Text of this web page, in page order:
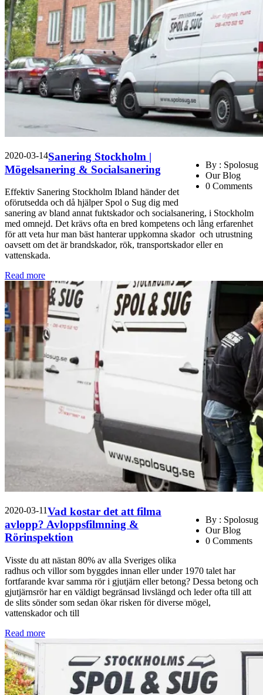
2020-03-14
By : Spolosug
Our Blog
0 Comments
Sanering Stockholm |
Mögelsanering & Socialsanering
Effektiv Sanering Stockholm Ibland händer det
oförutsedda och då hjälper Spol o Sug dig med
sanering av bland annat fuktskador och socialsanering, i Stockholm
med omnejd. Det krävs ofta en bred kompetens och lång erfarenhet
för att veta hur man bäst hanterar uppkomna skador och utrustning
oavsett om det är brandskador, rök, transportskador eller en
vattenskada.
Read more
2020-03-11
By : Spolosug
Our Blog
0 Comments
Vad kostar det att filma
avlopp? Avloppsfilmning &
Rörinspektion
Visste du att nästan 80% av alla Sveriges olika
radhus och villor som byggdes innan eller under 1970 talet har
fortfarande kvar samma rör i gjutjärn eller betong? Dessa betong och
gjutjärnsrör har en väldigt begränsad livslängd och leder ofta till att
de slits sönder som sedan ökar risken för diverse mögel,
vattenskador och till
Read more